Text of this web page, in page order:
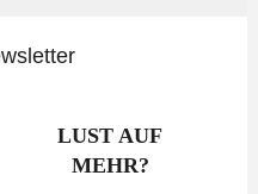
LUST AUF
MEHR?